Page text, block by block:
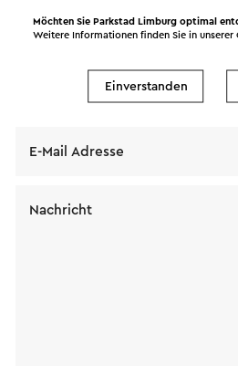
Limburg mit Ihren
E-Mail Adresse
Nachricht
Möchten Sie Parkstad Limburg optimal
Weitere Informationen finden Sie in unserer
Einverstanden